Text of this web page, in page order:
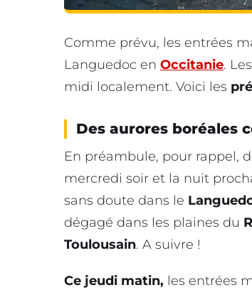
Comme prévu, les entrées
Languedoc en Occitanie.
midi localement. Voici les
Des aurores boréales
En préambule, pour rappel,
mercredi soir et la nuit
sans doute dans le
dégagé dans les plaines du
Toulousain. A suivre !
Ce jeudi matin, les entrées